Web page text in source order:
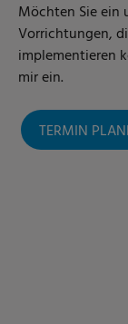
Möchten Sie ein
Vorrichtungen,
implementieren
mir ein.
TERMIN